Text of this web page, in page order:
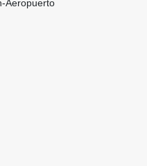
Aeropuerto